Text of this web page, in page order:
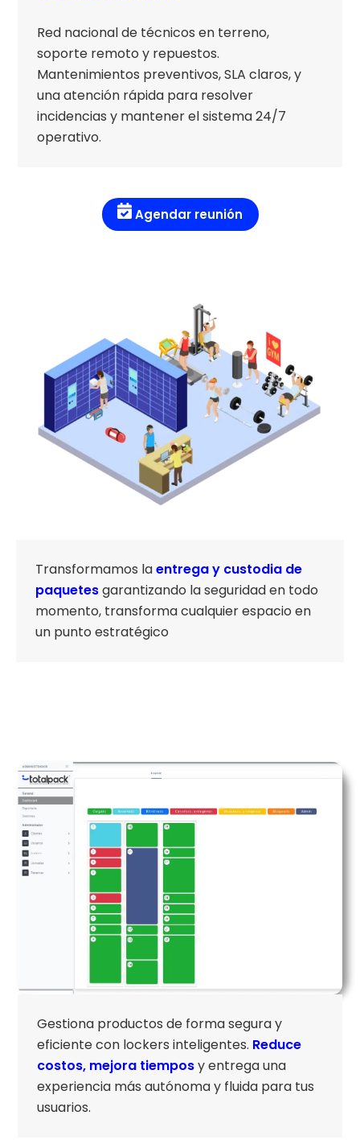
Red nacional de técnicos en terreno,
soporte remoto y repuestos.
Mantenimientos preventivos, SLA claros, y
una atención rápida para resolver
incidencias y mantener el sistema 24/7
operativo.
Agendar reunión
Transformamos laentrega y custodia de
paquetesgarantizando la seguridad en todo
momento, transforma cualquier espacio en
un punto estratégico
Gestiona productos de forma segura y
eficiente con lockers inteligentes. Reduce
costos, mejora tiemposy entrega una
experiencia más autónoma y fluida para tus
usuarios.